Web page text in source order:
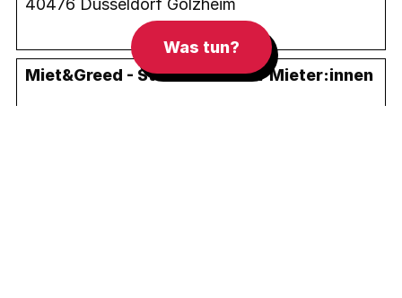
40476 Düsseldorf Golzheim
Miet&Greed - Stammtisch für Mieter:innen
Was tun?